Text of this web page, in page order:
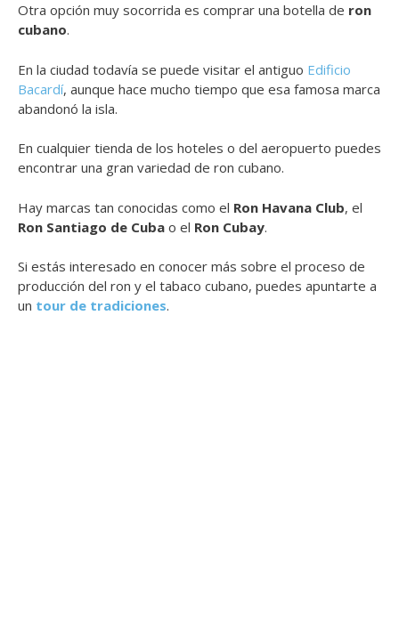
Otra opción muy socorrida es comprar una botella de ron
cubano.
En la ciudad todavía se puede visitar el antiguo Edificio
Bacardí, aunque hace mucho tiempo que esa famosa marca
abandonó la isla.
En cualquier tienda de los hoteles o del aeropuerto puedes
encontrar una gran variedad de ron cubano.
Hay marcas tan conocidas como el Ron Havana Club, el
Ron Santiago de Cuba o el Ron Cubay.
Si estás interesado en conocer más sobre el proceso de
producción del ron y el tabaco cubano, puedes apuntarte a
un tour de tradiciones.